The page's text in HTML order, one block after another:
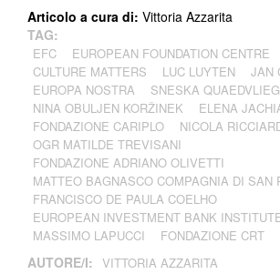
Articolo a cura di: Vittoria Azzarita
TAG:
EFC EUROPEAN FOUNDATION CENTRE
CULTURE MATTERS
LUC LUYTEN
JAN
EUROPA NOSTRA
SNESKA
NINA OBULJEN KORŽINEK
ELENA
FONDAZIONE CARIPLO
NICOLA
OGR MATILDE TREVISANI
FONDAZIONE ADRIANO OLIVETTI
MATTEO BAGNASCO COMPAGNIA DI SAN
FRANCISCO DE PAULA COELHO
EUROPEAN INVESTMENT BANK
MASSIMO LAPUCCI
FONDAZIONE CRT
AUTORE/I: VITTORIA AZZARITA